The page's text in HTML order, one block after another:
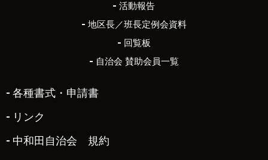
活動報告
地区長／班長定例会資料
回覧板
自治会 賛助会員一覧
各種書式・申請書
リンク
中和田自治会 規約